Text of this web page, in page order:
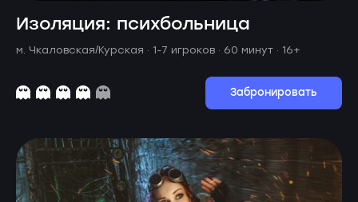
Изоляция: психбольница
м. Чкаловская/Курская · 1-7 игроков · 60 минут · 16+
Забронировать